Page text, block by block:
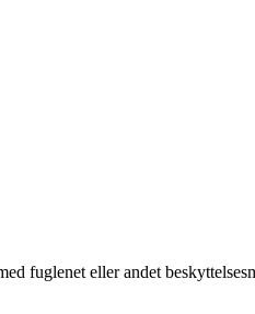
fuglenet eller andet